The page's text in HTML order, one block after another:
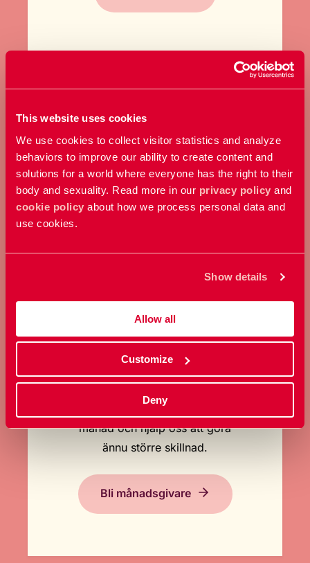
This website uses cookies
We use cookies to collect visitor statistics and analyze
behaviors to improve our ability to create content and
solutions for a world where everyone has the right to their
body and sexuality. Read more in our privacy policy and
cookie policy about how we process personal data and
use cookies.
Show details
Allow all
Customize
Deny
GE EN GÅVA
Bidra med ett valfritt belopp och
stöd vårt arbete här och nu.
BLI MÅNADSGIVARE
Stöd oss regelbundet varje
månad och hjälp oss att göra
ännu större skillnad.
Bli månadsgivare